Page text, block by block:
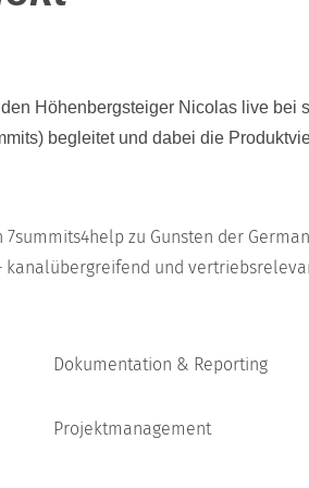
Höhenbergsteiger Nicolas live bei
begleitet und dabei die
zu Gunsten der
kanalübergreifend und
Dokumentation & Reporting
Projektmanagement